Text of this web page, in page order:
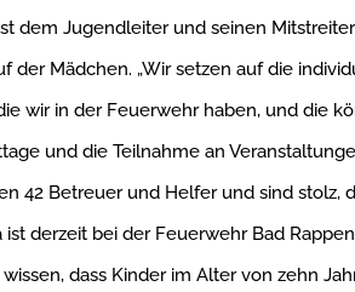
dem Jugendleiter und seinen
der Mädchen. „Wir setzen auf die
wir in der Feuerwehr haben, und die
und die Teilnahme an
42 Betreuer und Helfer und sind stolz,
derzeit bei der Feuerwehr Bad
dass Kinder im Alter von zehn